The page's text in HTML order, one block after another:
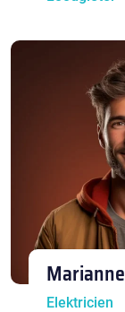
Elektricien